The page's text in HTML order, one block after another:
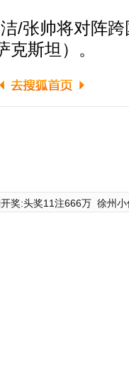
张帅将对阵跨
克斯坦）。
奖:头奖11注666万 徐州